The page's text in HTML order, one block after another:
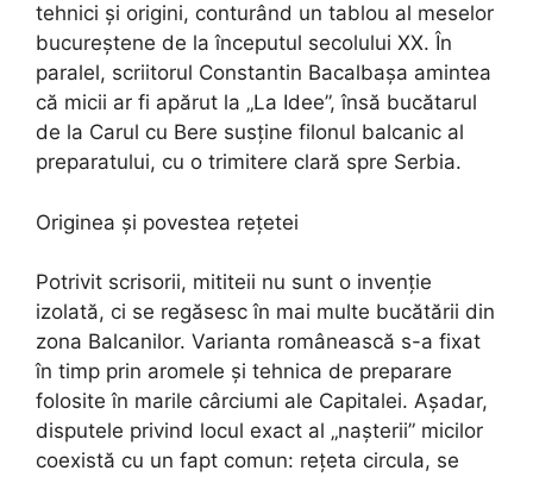
tehnici și origini, conturând un tablou al meselor
bucureștene de la începutul secolului XX. În
paralel, scriitorul Constantin Bacalbașa amintea
că micii ar fi apărut la „La Idee”, însă bucătarul
de la Carul cu Bere susține filonul balcanic al
preparatului, cu o trimitere clară spre Serbia.
Originea și povestea rețetei
Potrivit scrisorii, mititeii nu sunt o invenție
izolată, ci se regăsesc în mai multe bucătării din
zona Balcanilor. Varianta românească s-a fixat
în timp prin aromele și tehnica de preparare
folosite în marile cârciumi ale Capitalei. Așadar,
disputele privind locul exact al „nașterii” micilor
coexistă cu un fapt comun: rețeta circula, se